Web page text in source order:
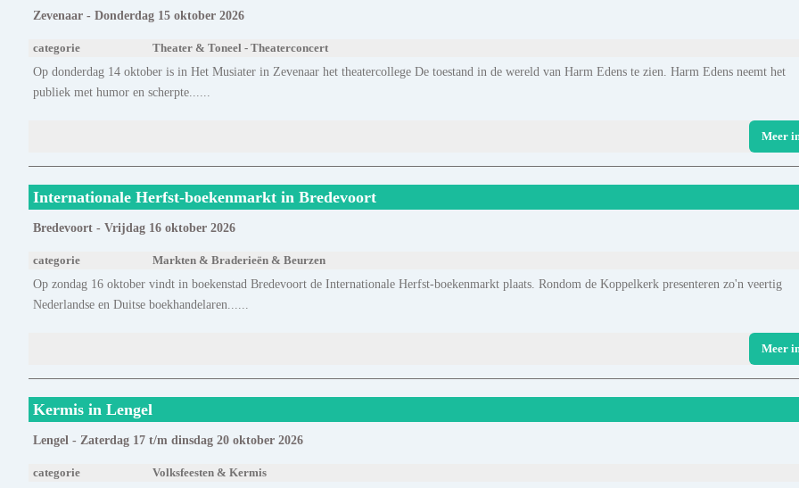
Zevenaar - Donderdag 15 oktober 2026
categorie Theater & Toneel - Theaterconcert
Op donderdag 14 oktober is in Het Musiater in Zevenaar het theatercollege De toestand in de wereld van Harm Edens te zien. Harm Edens neemt het
publiek met humor en scherpte......
Meer
Internationale Herfst-boekenmarkt in Bredevoort
Bredevoort - Vrijdag 16 oktober 2026
categorie Markten & Braderieën & Beurzen
Op zondag 16 oktober vindt in boekenstad Bredevoort de Internationale Herfst-boekenmarkt plaats. Rondom de Koppelkerk presenteren zo'n veertig
Nederlandse en Duitse boekhandelaren......
Meer
Kermis in Lengel
Lengel - Zaterdag 17 t/m dinsdag 20 oktober 2026
categorie Volksfeesten & Kermis